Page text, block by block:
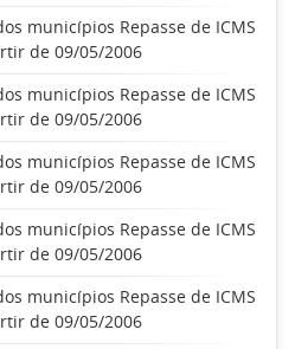
municípios Repasse de ICMS
de 09/05/2006
municípios Repasse de ICMS
de 09/05/2006
municípios Repasse de ICMS
de 09/05/2006
municípios Repasse de ICMS
de 09/05/2006
municípios Repasse de ICMS
de 09/05/2006